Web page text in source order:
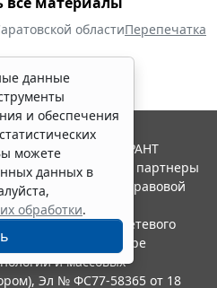
областиПерепечатка
данные
и обеспечения
можете
данных в
обработки.
2026. Система ГАРАНТ
"Гарант" и ее партнеры
ассоциации правовой
в качестве сетевого
по надзору в сфере
и массовых
Эл № ФС77-58365 от 18